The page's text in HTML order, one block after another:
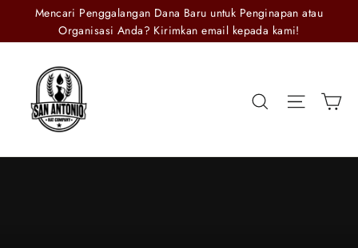
LewatiMencari Penggalangan Dana Baru untuk Penginapan atau
Organisasi Anda? Kirimkan email kepada kami!
Mencari